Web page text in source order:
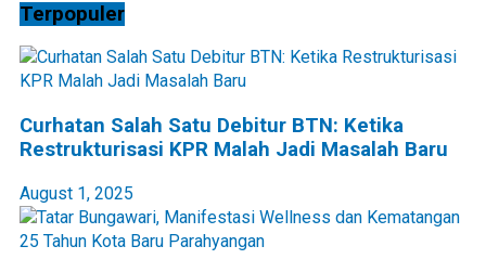
Terpopuler
Curhatan Salah Satu Debitur BTN: Ketika
Restrukturisasi KPR Malah Jadi Masalah Baru
August 1, 2025